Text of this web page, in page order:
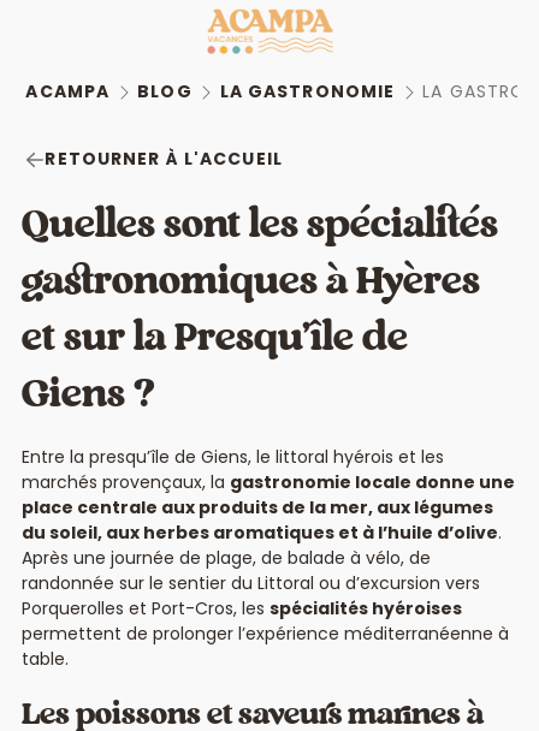
ACAMPA BLOG LA GASTRONOMIE LA
RETOURNER À L'ACCUEIL
Quelles sont les spécialités
gastronomiques à Hyères
et sur la Presqu’île de
Giens ?
Entre la presqu’île de Giens, le littoral hyérois et les
marchés provençaux, la gastronomie locale donne une
place centrale aux produits de la mer, aux légumes
du soleil, aux herbes aromatiques et à l’huile d’olive.
Après une journée de plage, de balade à vélo, de
randonnée sur le sentier du Littoral ou d’excursion vers
Porquerolles et Port-Cros, les spécialités hyéroises
permettent de prolonger l’expérience méditerranéenne à
table.
Les poissons et saveurs marines à